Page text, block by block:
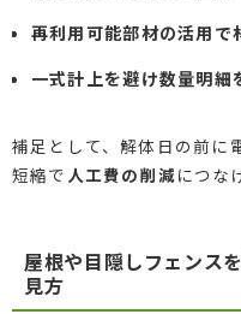
再利用可能部材の活用で
一式計上を避け数量明細
補足として、解体日の前に
短縮で 人工費の削減につな
屋根や目隠しフェンス
見方